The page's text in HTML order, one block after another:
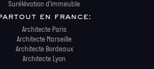
Surélévation d'immeuble
en france:
Architecte Paris
Architecte Marseille
Architecte Bordeaux
Architecte Lyon